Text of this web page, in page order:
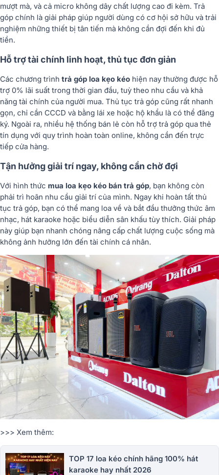
mượt mà, và cả micro không dây chất lượng cao đi kèm. Trả
góp chính là giải pháp giúp người dùng có cơ hội sở hữu và trải
nghiệm những thiết bị tân tiến mà không cần đợi đến khi đủ
tiền.
Hỗ trợ tài chính linh hoạt, thủ tục đơn giản
Các chương trình trả góp loa kẹo kéo hiện nay thường được hỗ
trợ 0% lãi suất trong thời gian đầu, tuỳ theo nhu cầu và khả
năng tài chính của người mua. Thủ tục trả góp cũng rất nhanh
gọn, chỉ cần CCCD và bằng lái xe hoặc hộ khẩu là có thể đăng
ký. Ngoài ra, nhiều hệ thống bán lẻ còn hỗ trợ trả góp qua thẻ
tín dụng với quy trình hoàn toàn online, không cần đến trực
tiếp cửa hàng.
Tận hưởng giải trí ngay, không cần chờ đợi
Với hình thức mua loa kẹo kéo bán trả góp, bạn không còn
phải trì hoãn nhu cầu giải trí của mình. Ngay khi hoàn tất thủ
tục trả góp, bạn có thể mang loa về và bắt đầu thưởng thức âm
nhạc, hát karaoke hoặc biểu diễn sân khấu tùy thích. Giải pháp
này giúp bạn nhanh chóng nâng cấp chất lượng cuộc sống mà
không ảnh hưởng lớn đến tài chính cá nhân.
>>> Xem thêm:
TOP 17 loa kéo chính hãng 100% hát
karaoke hay nhất 2026